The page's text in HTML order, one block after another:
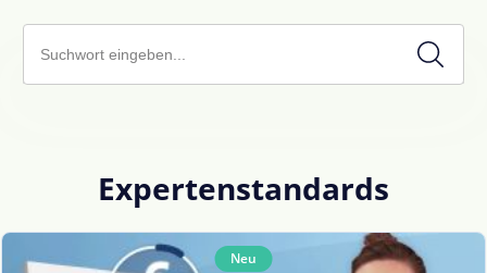
Expertenstandards
Neu